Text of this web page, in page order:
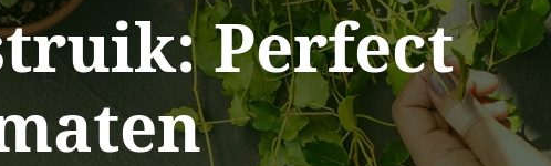
Perfect